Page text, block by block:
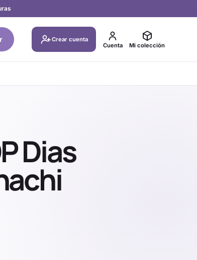
Crear cuenta
Cuenta
Mi colección
Dias